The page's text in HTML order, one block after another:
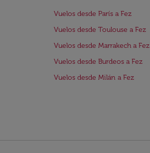
Vuelos desde París a Fez
Vuelos desde Toulouse a Fez
Vuelos desde Marrakech a Fez
Vuelos desde Burdeos a Fez
Vuelos desde Milán a Fez